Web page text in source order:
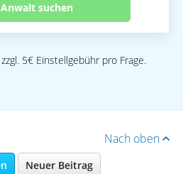
suchen
5€ Einstellgebühr pro Frage.
Nach oben
Neuer Beitrag